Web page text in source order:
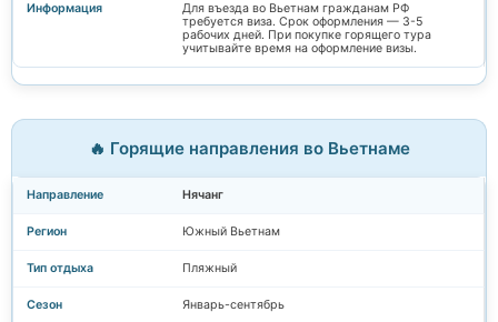
Для въезда во Вьетнам гражданам РФ
требуется виза. Срок оформления — 3-5
рабочих дней. При покупке горящего тура
учитывайте время на оформление визы.
🔥 Горящие направления во Вьетнаме
Нячанг
Южный Вьетнам
Пляжный
Январь-сентябрь